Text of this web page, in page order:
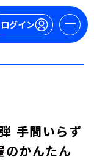
ログイン
手間いらず
のかんたん